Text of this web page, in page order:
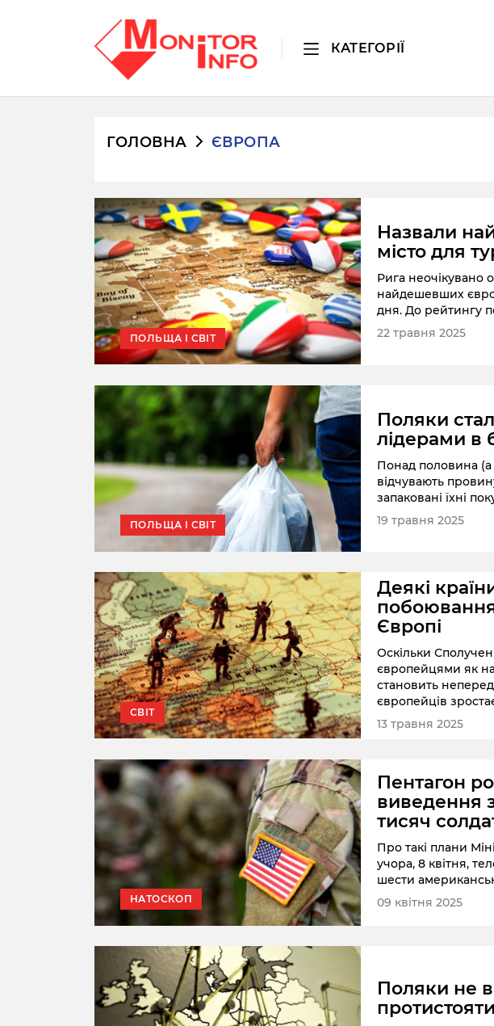
КАТЕГОРІЇ
ГОЛОВНА ЄВРОПА
ПОЛЬЩА І СВІТ
Назвали
місто для
Рига неочікувано
найдешевших
дня. До рейтингу
22 травня 2025
ПОЛЬЩА І СВІТ
Поляки
лідерами в
Понад половина (а
відчувають
запаковані їхні
19 травня 2025
СВІТ
Деякі
Європі
Оскільки
європейцями як
становить
європейців
збройних
13 травня 2025
НАТОСКОП
Пентагон
виведення
тисяч
Про такі плани
учора, 8 квітня,
шести
09 квітня 2025
Поляки не